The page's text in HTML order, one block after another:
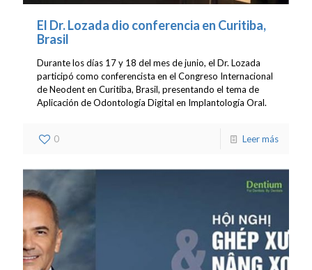
El Dr. Lozada dio conferencia en Curitiba,
Brasil
Durante los días 17 y 18 del mes de junio, el Dr. Lozada
participó como conferencista en el Congreso Internacional
de Neodent en Curitiba, Brasil, presentando el tema de
Aplicación de Odontología Digital en Implantología Oral.
0 Leer más